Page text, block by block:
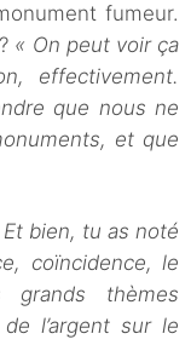
fumeur.
« On peut voir ça
effectivement.
que nous ne
et que
Et bien, tu as noté
coïncidence, le
thèmes
de l’argent sur le